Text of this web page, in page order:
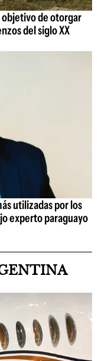
objetivo de otorgar
del siglo XX
utilizadas por los
experto paraguayo